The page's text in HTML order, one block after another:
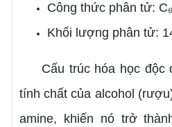
Công thức phân tử:
Khối lượng phân tử:
Cấu trúc hóa học độc
tính chất của alcohol
amine, khiến nó trở